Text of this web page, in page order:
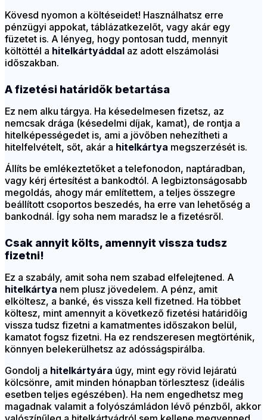
Kövesd nyomon a költéseidet! Használhatsz erre
pénzügyi appokat, táblázatkezelőt, vagy akár egy
füzetet is. A lényeg, hogy pontosan tudd, mennyit
költöttél a hitelkártyáddal az adott elszámolási
időszakban.
A fizetési határidők betartása
Ez nem alku tárgya. Ha késedelmesen fizetsz, az
nemcsak drága (késedelmi díjak, kamat), de rontja a
hitelképességedet is, ami a jövőben nehezítheti a
hitelfelvételt, sőt, akár a hitelkártya megszerzését is.
Állíts be emlékeztetőket a telefonodon, naptáradban,
vagy kérj értesítést a bankodtól. A legbiztonságosabb
megoldás, ahogy már említettem, a teljes összegre
beállított csoportos beszedés, ha erre van lehetőség a
bankodnál. Így soha nem maradsz le a fizetésről.
Csak annyit költs, amennyit vissza tudsz
fizetni!
Ez a szabály, amit soha nem szabad elfelejtened. A
hitelkártya nem plusz jövedelem. A pénz, amit
elköltesz, a banké, és vissza kell fizetned. Ha többet
költesz, mint amennyit a következő fizetési határidőig
vissza tudsz fizetni a kamatmentes időszakon belül,
kamatot fogsz fizetni. Ha ez rendszeresen megtörténik,
könnyen belekerülhetsz az adósságspirálba.
Gondolj a hitelkártyára úgy, mint egy rövid lejáratú
kölcsönre, amit minden hónapban törlesztesz (ideális
esetben teljes egészében). Ha nem engedhetsz meg
magadnak valamit a folyószámládon lévő pénzből, akkor